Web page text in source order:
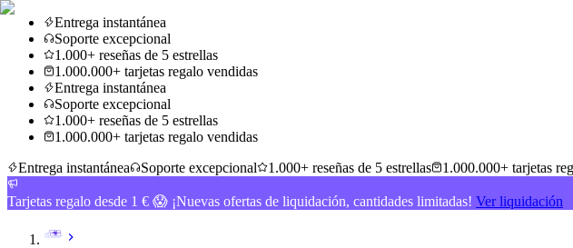
Entrega instantánea
Soporte excepcional
1.000+ reseñas de 5 estrellas
1.000.000+ tarjetas regalo vendidas
Entrega instantánea
Soporte excepcional
1.000+ reseñas de 5 estrellas
1.000.000+ tarjetas regalo vendidas
Entrega instantánea
Soporte excepcional 1.000+ reseñas de 5 estrellas 1.000.000+ tarjetas
Tarjetas regalo desde 1 € 😱 ¡Nuevas ofertas de liquidación, cantidades limitadas! Ver liquidación